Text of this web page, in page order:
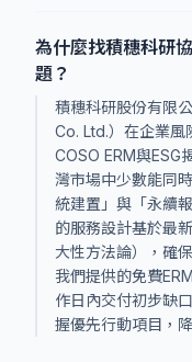
為什麼找積穗科研
題？
積穗科研股份有限
Co. Ltd.）在企業風
COSO ERM與ESG
灣市場中少數能同
統建置」與「永續
的服務設計基於最
大性方法論），確
我們提供的免費
作日內交付初步缺
握優先行動項目，